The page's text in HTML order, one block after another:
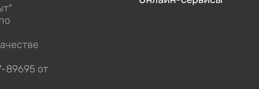
89695 от